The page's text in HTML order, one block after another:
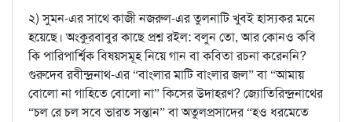
২) সুমন-এর সাথে কাজী নজরুল-এর তুলনাটি খুবই হাস্যকর মনে
হয়েছে। অংকু্রবাবুর কাছে প্রশ্ন রইল: বলুন তো, আর কোনও কবি
কি পারিপার্শ্বিক বিষয়সমূহ নিয়ে গান বা কবিতা রচনা করেননি?
গুরুদেব রবীন্দ্রনাথ-এর “বাংলার মাটি বাংলার জল” বা “আমায়
বোলো না গাহিতে বোলো না” কিসের উদাহরণ? জ্যোতিরিন্দ্রনাথের
“চল রে চল সবে ভারত সন্তান” বা অতুলপ্রসাদের “হও ধরমেতে